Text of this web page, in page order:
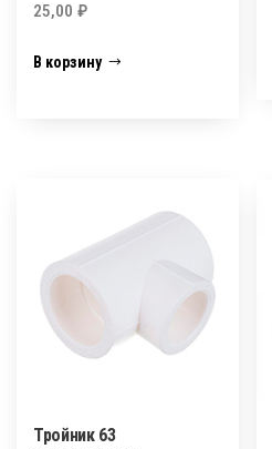
25,00 ₽
В корзину
Тройник 63